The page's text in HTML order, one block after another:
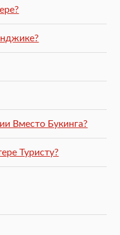
Вместо Букинга?
Туристу?